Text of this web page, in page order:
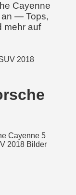
Cayenne
an — Tops,
mehr auf